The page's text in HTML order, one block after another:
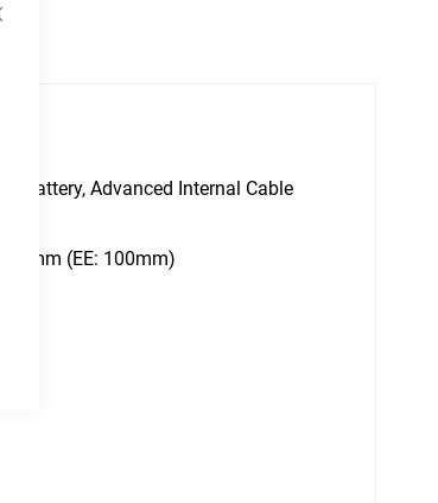
Schließen
Battery, Advanced Internal Cable
(EE: 100mm)